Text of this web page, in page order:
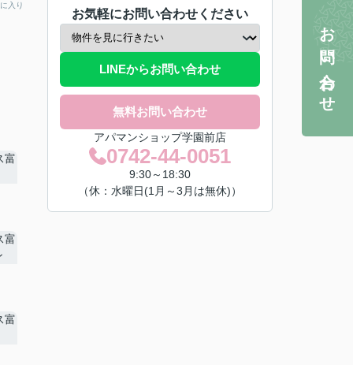
入り
お気軽にお問い合わせください
LINEからお問い合わせ
無料お問い合わせ
アパマンショップ学園前店
0742-44-0051
9:30～18:30
（休：水曜日(1月～3月は無休)）
お問い合わせ